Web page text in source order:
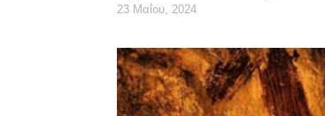
23 Μαΐου, 2024